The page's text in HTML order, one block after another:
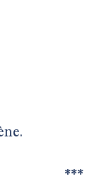
***